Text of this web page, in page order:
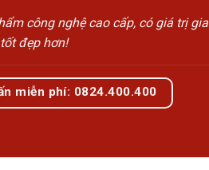
công nghệ cao cấp, có giá trị
đẹp hơn!
miễn phí: 0824.400.400